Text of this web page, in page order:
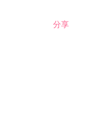
分享